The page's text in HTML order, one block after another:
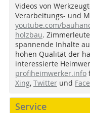
Videos von
Verarbeitungs- und
youtube.com/
holzbau.
spannende Inhalte
hohen Qualität der
interessierte
profiheimwerker.info
Xing, Twitter und
Service